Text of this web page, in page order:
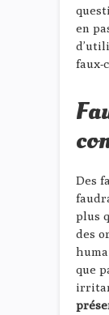
en
faux-
Des
plus
des
que